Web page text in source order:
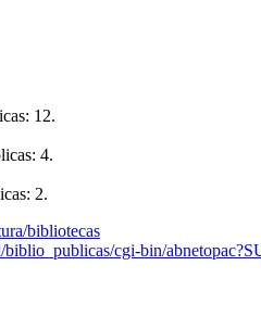
12.
4.
2.
bibliotecas
biblio_publicas/cgi-bin/